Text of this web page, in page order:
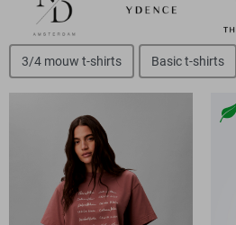
3/4 mouw t-shirts Basic t-shirts